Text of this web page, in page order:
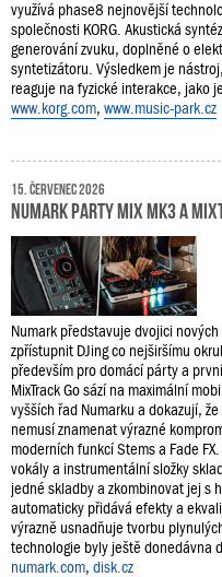
využívá phase8 nejnovější
společnosti KORG. Akustická
generování zvuku, doplněné o
syntetizátoru. Výsledkem je
reaguje na fyzické interakce, jako
www.korg.com, www.music-park.cz
15. červenec 2026
Numark Party Mix MK3 a
Numark představuje dvojici
zpřístupnit DJing co nejširšímu
především pro domácí párty a
MixTrack Go sází na maximální
vyšších řad Numarku a dokazují,
nemusí znamenat výrazné
moderních funkcí Stems a Fade
vokály a instrumentální složky
jedné skladby a zkombinovat jej s
automaticky přidává efekty a
výrazně usnadňuje tvorbu
technologie byly ještě donedávna
numark.com, disk.cz